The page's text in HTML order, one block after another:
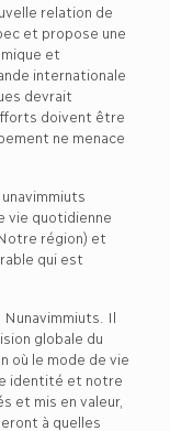
relation de
et propose une
et
internationale
devrait
doivent être
ne menace
vie quotidienne
région) et
qui est
Nunavimmiuts. Il
globale du
où le mode de vie
identité et notre
et mis en valeur,
à quelles